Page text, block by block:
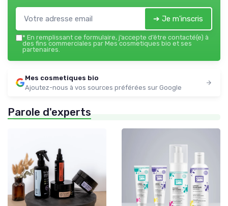
➔ Je m'inscris
* En remplissant ce formulaire, j’accepte d’être contacté(e) à
des fins commerciales par Mes cosmetiques bio et ses
partenaires.
Mes cosmetiques bio
Ajoutez-nous à vos sources préférées sur Google
Parole d'experts